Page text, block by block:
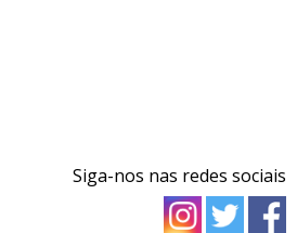
Siga-nos nas redes sociais